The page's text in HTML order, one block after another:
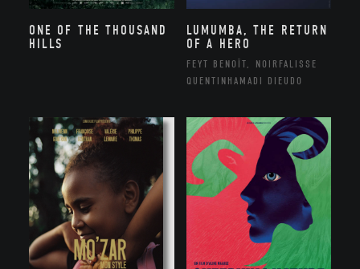
ONE OF THE THOUSAND
HILLS
LUMUMBA, THE RETURN
OF A HERO
FEYT BENOÎT, NOIRFALISSE
QUENTINHAMADI DIEUDO